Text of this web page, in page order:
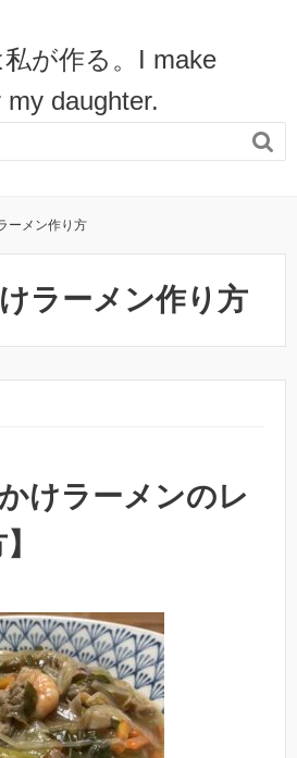
が作る。I make
daughter.

ーメン作り方
ラーメン作り方
けラーメンのレ